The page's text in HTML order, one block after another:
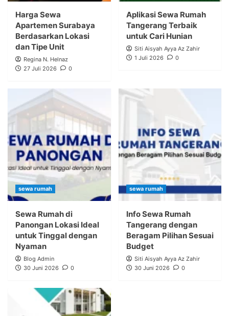
Harga Sewa
Apartemen Surabaya
Berdasarkan Lokasi
dan Tipe Unit
Regina N. Helnaz
27 Juli 2026
0
Aplikasi Sewa Rumah
Tangerang Terbaik
untuk Cari Hunian
Siti Aisyah Ayya Az Zahir
1 Juli 2026
0
sewa rumah
Sewa Rumah di
Panongan Lokasi Ideal
untuk Tinggal dengan
Nyaman
Blog Admin
30 Juni 2026
0
sewa rumah
Info Sewa Rumah
Tangerang dengan
Beragam Pilihan Sesuai
Budget
Siti Aisyah Ayya Az Zahir
30 Juni 2026
0